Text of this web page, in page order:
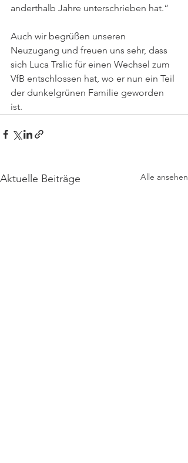
anderthalb Jahre unterschrieben hat.“
Auch wir begrüßen unseren
Neuzugang und freuen uns sehr, dass
sich Luca Trslic für einen Wechsel zum
VfB entschlossen hat, wo er nun ein Teil
der dunkelgrünen Familie geworden
ist.
Aktuelle Beiträge Alle ansehen